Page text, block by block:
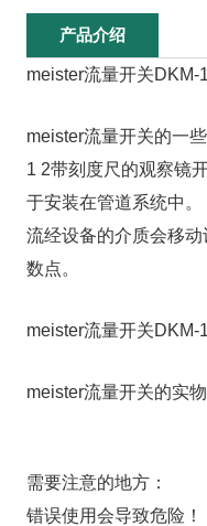
产品介绍
meister流量开关DKM-
meister流量开关的一
1 2带刻度尺的观察镜
于安装在管道系统中。
流经设备的介质会移
数点。
meister流量开关DKM-
meister流量开关的实物
需要注意的地方：
错误使用会导致危险！